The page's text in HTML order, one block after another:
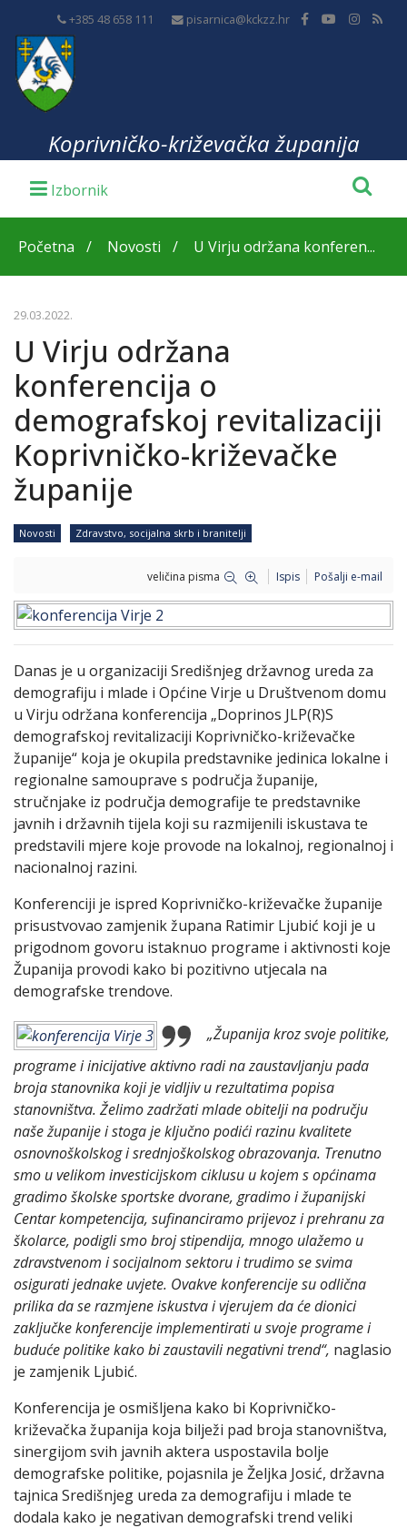
+385 48 658 111 pisarnica@kckzz.hr
Koprivničko-križevačka županija
Početna Novosti U Virju održana konferen...
29.03.2022.
U Virju održana
konferencija o
demografskoj revitalizaciji
Koprivničko-križevačke
županije
Novosti Zdravstvo, socijalna skrb i branitelji
veličina pisma Ispis Pošalji e-mail
Danas je u organizaciji Središnjeg državnog ureda za
demografiju i mlade i Općine Virje u Društvenom domu
u Virju održana konferencija „Doprinos JLP(R)S
demografskoj revitalizaciji Koprivničko-križevačke
županije“ koja je okupila predstavnike jedinica lokalne i
regionalne samouprave s područja županije,
stručnjake iz područja demografije te predstavnike
javnih i državnih tijela koji su razmijenili iskustava te
predstavili mjere koje provode na lokalnoj, regionalnoj i
nacionalnoj razini.
Konferenciji je ispred Koprivničko-križevačke županije
prisustvovao zamjenik župana Ratimir Ljubić koji je u
prigodnom govoru istaknuo programe i aktivnosti koje
Županija provodi kako bi pozitivno utjecala na
demografske trendove.
„Županija kroz svoje politike,
programe i inicijative aktivno radi na zaustavljanju pada
broja stanovnika koji je vidljiv u rezultatima popisa
stanovništva. Želimo zadržati mlade obitelji na području
naše županije i stoga je ključno podići razinu kvalitete
osnovnoškolskog i srednjoškolskog obrazovanja. Trenutno
smo u velikom investicijskom ciklusu u kojem s općinama
gradimo školske sportske dvorane, gradimo i županijski
Centar kompetencija, sufinanciramo prijevoz i prehranu za
školarce, podigli smo broj stipendija, mnogo ulažemo u
zdravstvenom i socijalnom sektoru i trudimo se svima
osigurati jednake uvjete. Ovakve konferencije su odlična
prilika da se razmjene iskustva i vjerujem da će dionici
zaključke konferencije implementirati u svoje programe i
buduće politike kako bi zaustavili negativni trend“, naglasio
je zamjenik Ljubić.
Konferencija je osmišljena kako bi Koprivničko-
križevačka županija koja bilježi pad broja stanovništva,
sinergijom svih javnih aktera uspostavila bolje
demografske politike, pojasnila je Željka Josić, državna
tajnica Središnjeg ureda za demografiju i mlade te
dodala kako je negativan demografski trend veliki